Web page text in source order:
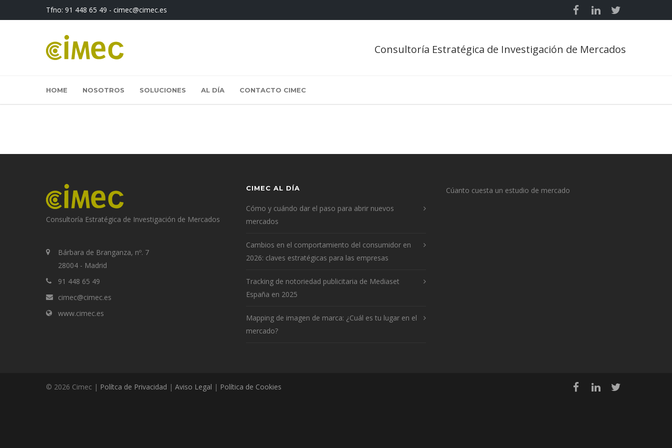
Tfno: 91 448 65 49 - cimec@cimec.es
Consultoría Estratégica de Investigación de Mercados
HOME NOSOTROS SOLUCIONES AL DÍA CONTACTO CIMEC
Consultoría Estratégica de Investigación de Mercados
Bárbara de Branganza, nº. 7
28004 - Madrid
91 448 65 49
cimec@cimec.es
www.cimec.es
CIMEC AL DÍA
Cómo y cuándo dar el paso para abrir nuevos
mercados
Cambios en el comportamiento del consumidor en
2026: claves estratégicas para las empresas
Tracking de notoriedad publicitaria de Mediaset
España en 2025
Mapping de imagen de marca: ¿Cuál es tu lugar en el
mercado?
Cúanto cuesta un estudio de mercado
© 2026 Cimec | Polítca de Privacidad | Aviso Legal | Política de Cookies